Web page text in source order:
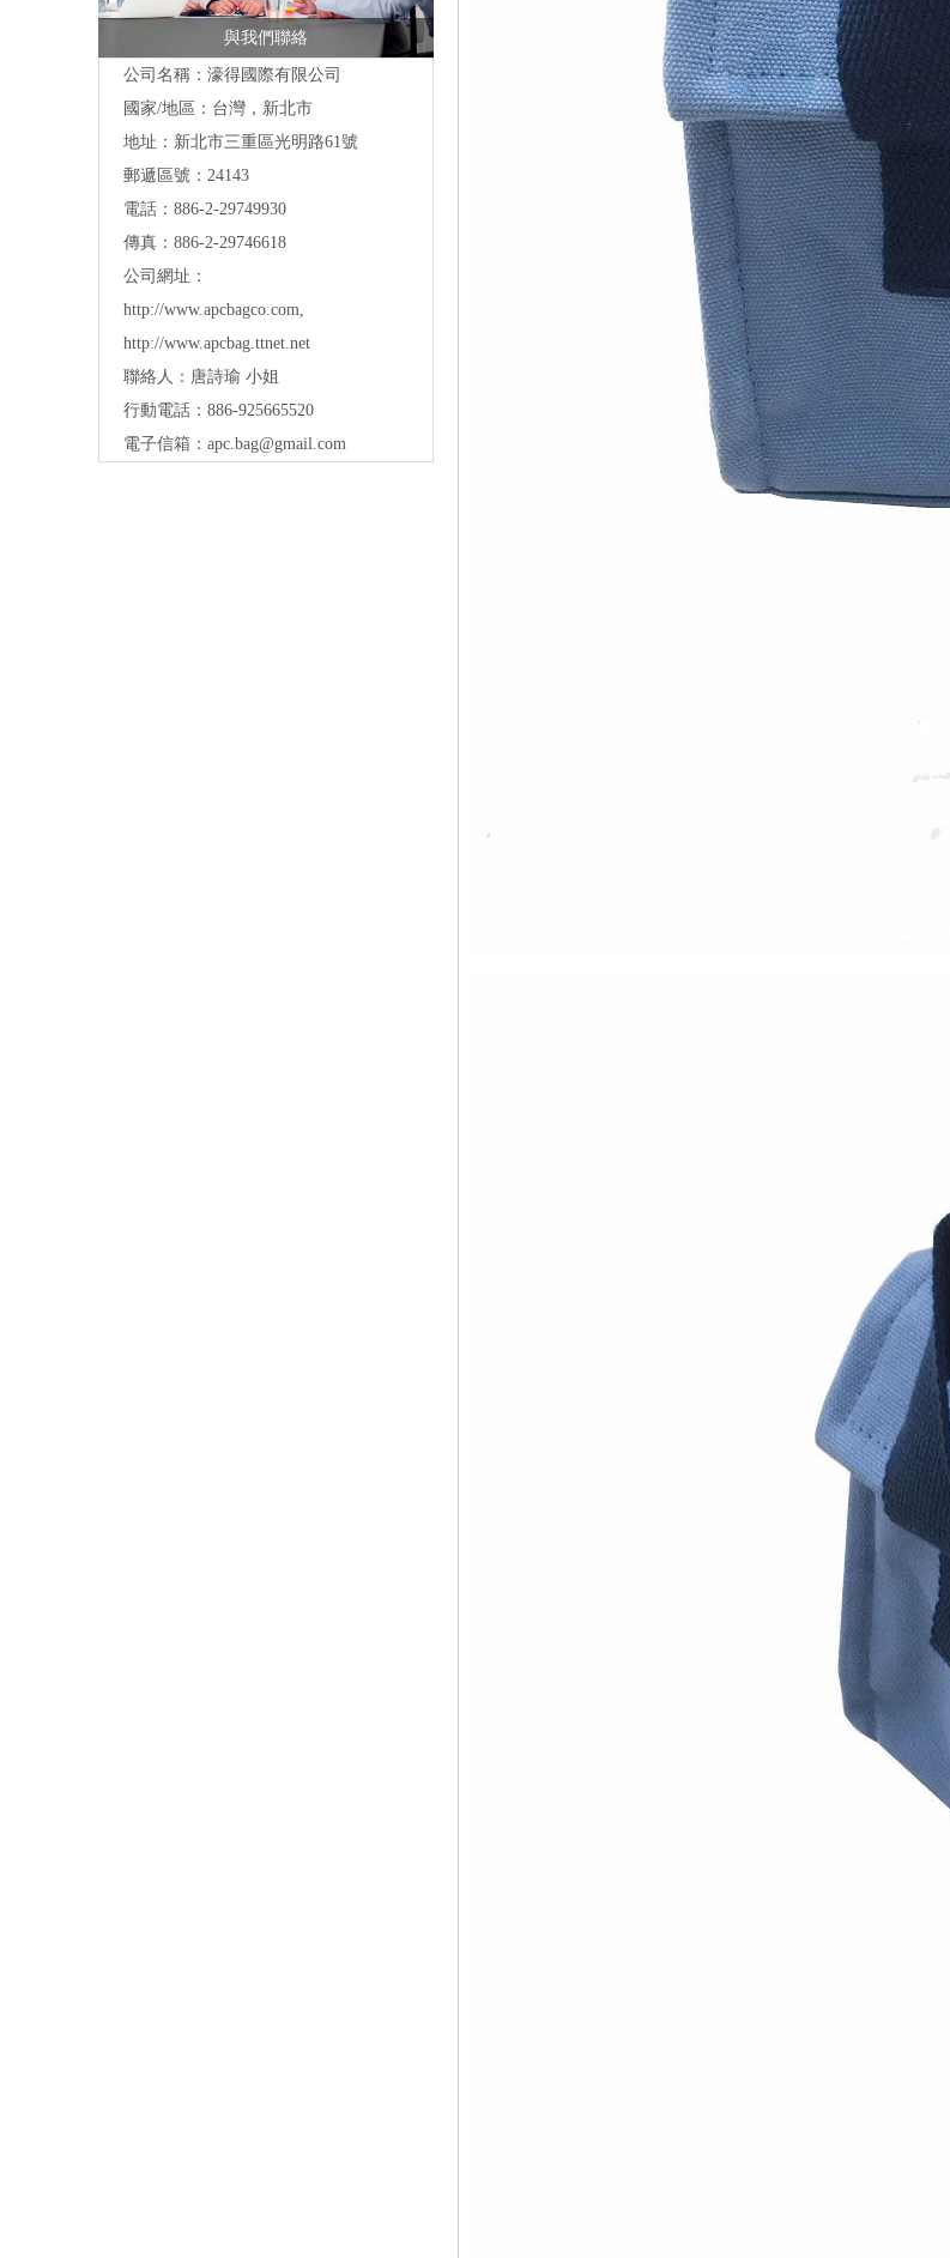
與我們聯絡
公司名稱：濠得國際有限公司
國家/地區：台灣，新北市
地址： 新北市三重區光明路61號
郵遞區號：24143
電話：886-2-29749930
傳真：886-2-29746618
公司網址：
http://www.apcbagco.com,
http://www.apcbag.ttnet.net
聯絡人：唐詩瑜 小姐
行動電話：886-925665520
電子信箱： apc.bag@gmail.com